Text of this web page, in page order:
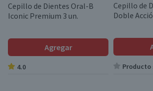
Cepillo de Dientes Oral-B
Iconic Premium 3 un.
Agregar
4.0
Cepillo de
Doble